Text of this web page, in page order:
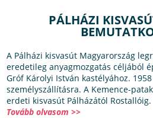
PÁLHÁZI
A Pálházi kisvasút Magyarország
eredetileg anyagmozgatás céljából
Gróf Károlyi István kastélyához.
személyszállításra. A Kemence-
erdeti kisvasút Pálházától Rostallóig.
Tovább olvasom >>